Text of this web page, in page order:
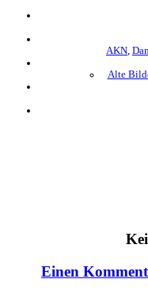
AKN
Alte
Einen